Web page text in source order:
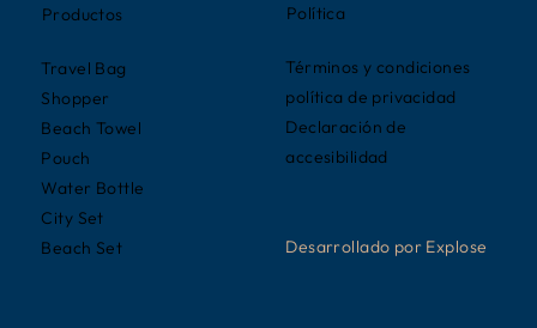
Productos
Travel Bag
Shopper
Beach Towel
Pouch
Water Bottle
City Set
Beach Set
Política
Términos y condiciones
política de privacidad
Declaración de
accesibilidad
Desarrollado por Explose